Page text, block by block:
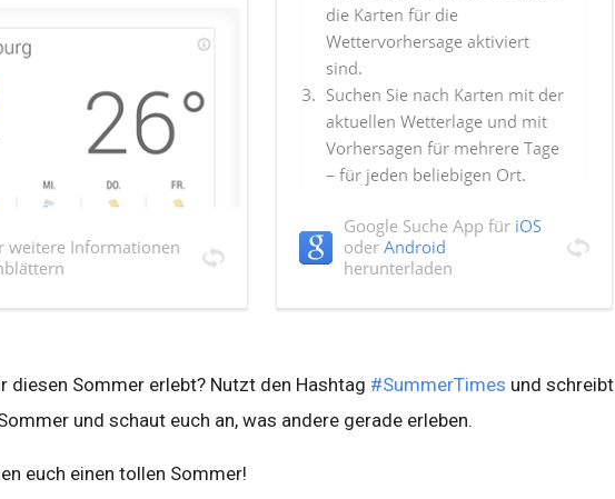
diesen Sommer erlebt? Nutzt den Hashtag #SummerTimes und schreibt
und schaut euch an, was andere gerade erleben.
euch einen tollen Sommer!